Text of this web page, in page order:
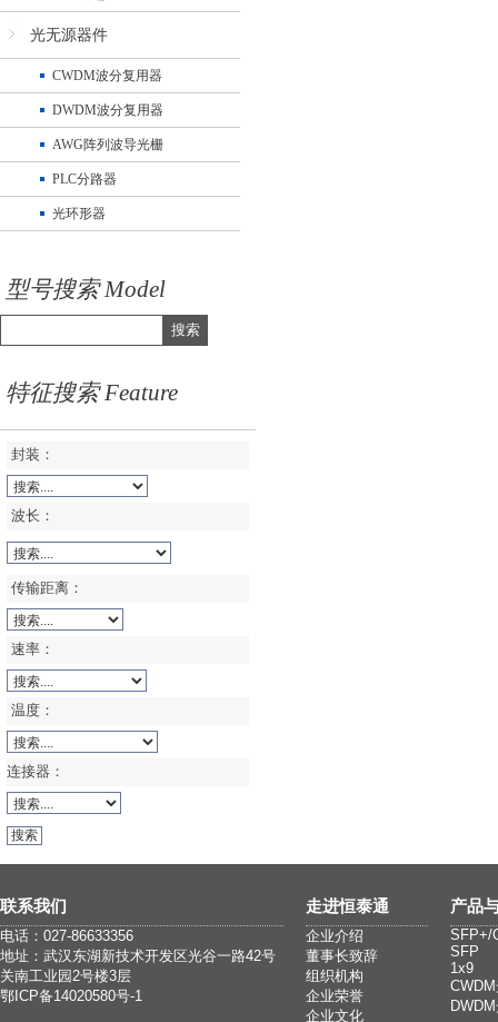
光无源器件
CWDM波分复用器
DWDM波分复用器
AWG阵列波导光栅
PLC分路器
光环形器
型号搜索 Model
搜索
特征搜索 Feature
封装：
波长：
传输距离：
速率：
温度：
连接器：
联系我们
电话：027-86633356
地址：武汉东湖新技术开发区光谷一路42号
关南工业园2号楼3层
鄂ICP备14020580号-1
走进恒泰通
企业介绍
董事长致辞
组织机构
企业荣誉
企业文化
产品
SFP+/
SFP
1x9